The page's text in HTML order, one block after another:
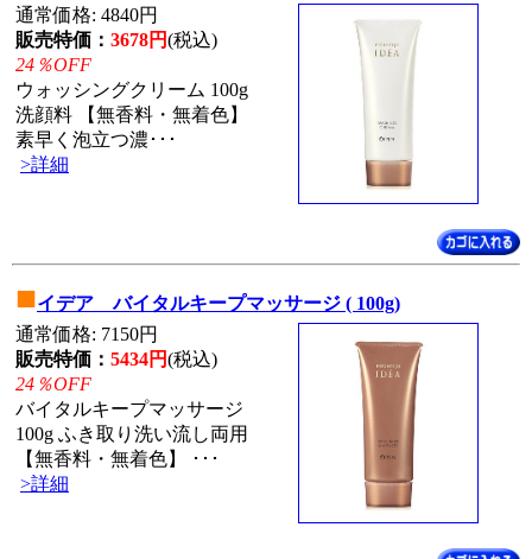
通常価格: 4840円
販売特価： 3678円(税込)
24％OFF
ウォッシングクリーム 100g
洗顔料 【無香料・無着色】
素早く泡立つ濃･･･
>詳細
■イデア バイタルキープマッサージ ( 100g)
通常価格: 7150円
販売特価： 5434円(税込)
24％OFF
バイタルキープマッサージ
100g ふき取り洗い流し両用
【無香料・無着色】 ･･･
>詳細